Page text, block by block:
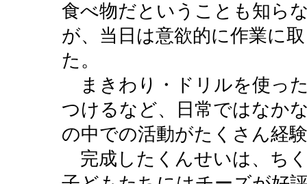
食べ物だということも知ら
が、当日は意欲的に作業に
た。
まきわり・ドリルを使っ
つけるなど、日常ではなか
の中での活動がたくさん経
完成したくんせいは、ち